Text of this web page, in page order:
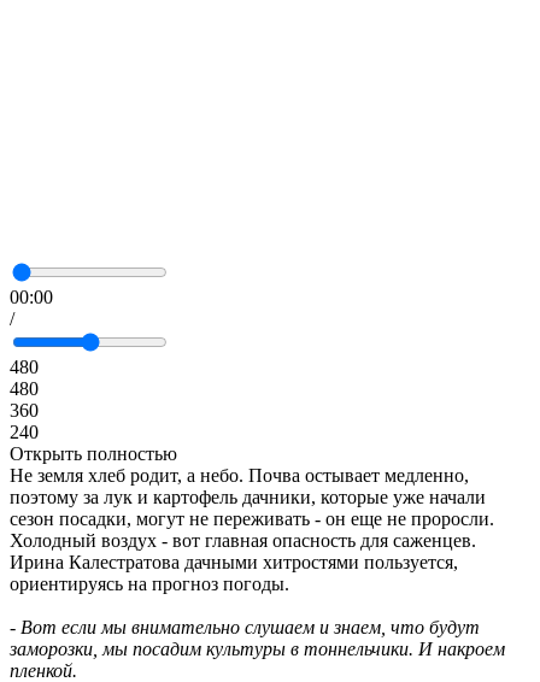
00:00
/
480
480
360
240
Открыть полностью
Не земля хлеб родит, а небо. Почва остывает медленно,
поэтому за лук и картофель дачники, которые уже начали
сезон посадки, могут не переживать - он еще не проросли.
Холодный воздух - вот главная опасность для саженцев.
Ирина Калестратова дачными хитростями пользуется,
ориентируясь на прогноз погоды.
- Вот если мы внимательно слушаем и знаем, что будут
заморозки, мы посадим культуры в тоннельчики. И накроем
пленкой.